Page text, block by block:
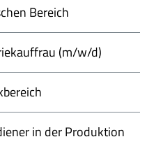
Bereich
(m/w/d)
in der Produktion